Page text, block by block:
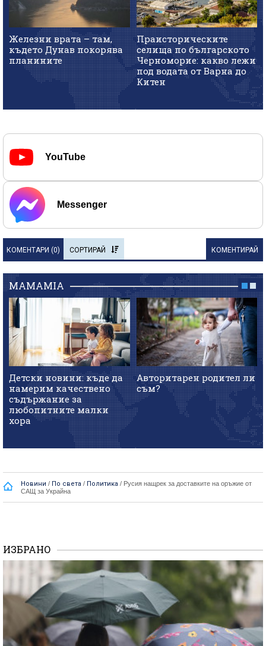
Железни врата – там,
където Дунав покорява
планините
Праисторическите
селища по българското
Черноморие: какво лежи
под водата от Варна до
Китен
YouTube
Messenger
КОМЕНТАРИ (0) СОРТИРАЙ КОМЕНТИРАЙ
MAMAMIA
Детски новини: къде да
намерим качествено
съдържание за
любопитните малки
хора
Авторитарен родител ли
съм?
Новини / По света / Политика / Русия нащрек за доставките на оръжие от
САЩ за Украйна
ИЗБРАНО